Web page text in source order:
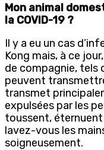
Mon animal
la COVID-19 ?
Il y a eu un cas
Kong mais, à ce
de compagnie, tels
peuvent
transmet
expulsées par les
toussent,
lavez-vous les
soigneusement.